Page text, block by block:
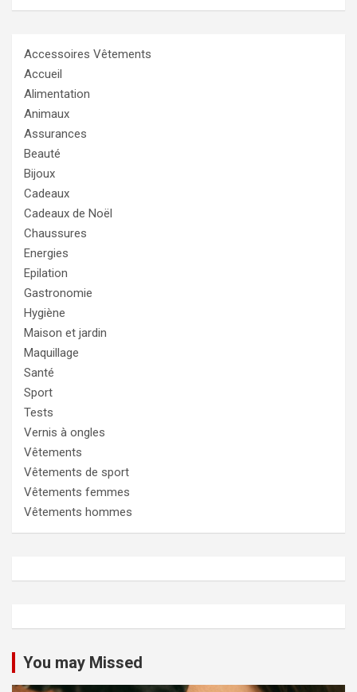
Accessoires Vêtements
Accueil
Alimentation
Animaux
Assurances
Beauté
Bijoux
Cadeaux
Cadeaux de Noël
Chaussures
Energies
Epilation
Gastronomie
Hygiène
Maison et jardin
Maquillage
Santé
Sport
Tests
Vernis à ongles
Vêtements
Vêtements de sport
Vêtements femmes
Vêtements hommes
You may Missed